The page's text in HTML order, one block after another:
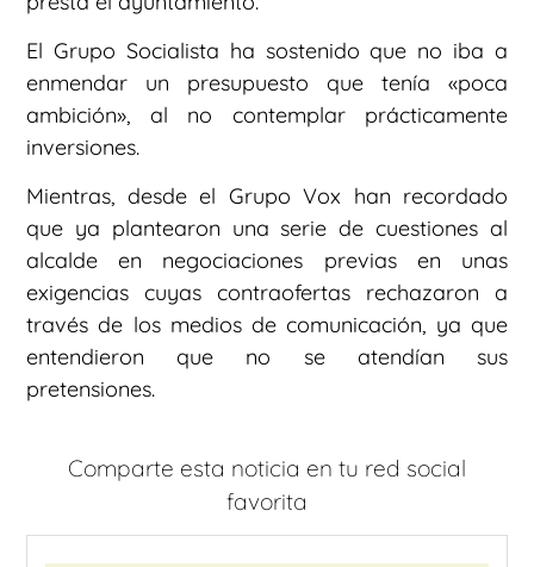
El Grupo Socialista ha sostenido que no iba a
enmendar un presupuesto que tenía «poca
ambición», al no contemplar prácticamente
inversiones.
Mientras, desde el Grupo Vox han recordado
que ya plantearon una serie de cuestiones al
alcalde en negociaciones previas en unas
exigencias cuyas contraofertas rechazaron a
través de los medios de comunicación, ya que
entendieron que no se atendían sus
pretensiones.
Comparte esta noticia en tu red social
favorita